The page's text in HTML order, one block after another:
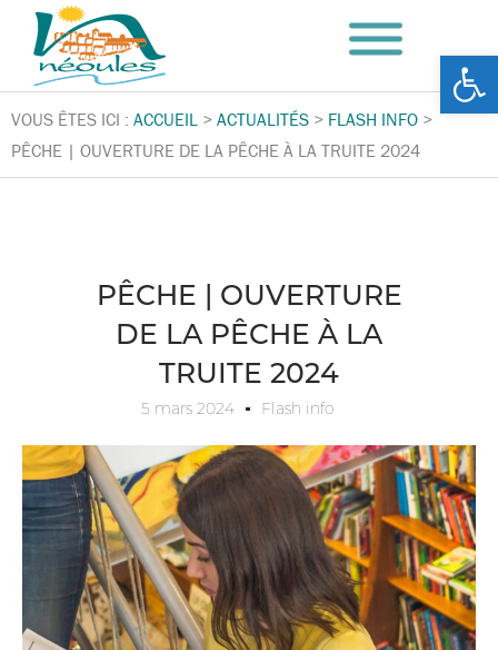
VOUS ÊTES ICI : ACCUEIL > ACTUALITÉS > FLASH INFO >
PÊCHE | OUVERTURE DE LA PÊCHE À LA TRUITE 2024
PÊCHE | OUVERTURE
DE LA PÊCHE À LA
TRUITE 2024
5 mars 2024 Flash info